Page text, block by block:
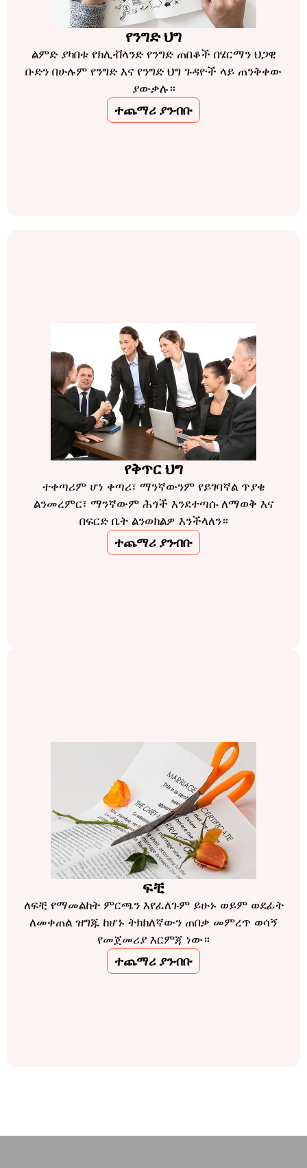
የንግድ ህግ
ልምድ ያካበቱ የክሊቭላንድ የንግድ ጠበቆች በሄርማን ህጋዊ
ቡድን በሁሉም የንግድ እና የንግድ ህግ ጉዳዮች ላይ ጠንቅቀው
ያውቃሉ።
ተጨማሪ ያንብቡ
የቅጥር ህግ
ተቀጣሪም ሆነ ቀጣሪ፣ ማንኛውንም የይገባኛል ጥያቄ
ልንመረምር፣ ማንኛውም ሕጎች እንደተጣሱ ለማወቅ እና
በፍርድ ቤት ልንወክልዎ እንችላለን።
ተጨማሪ ያንብቡ
ፍቺ
ለፍቺ የማመልከት ምርጫን እየፈለጉም ይሁኑ ወይም ወደፊት
ለመቀጠል ዝግጁ ከሆኑ ትክክለኛውን ጠበቃ መምረጥ ወሳኝ
የመጀመሪያ እርምጃ ነው።
ተጨማሪ ያንብቡ